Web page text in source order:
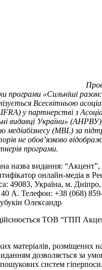
програми «Сильніші
Всесвітньою
у партнерстві з
видавці України»
медіабізнесу (MBL) за
не обов’язково
програми.
назва видання:
онлайн-медіа в
49083, Україна, м.
А. Телефон: +38 (068)
Олександр
ТОВ “ГПП
матеріалів, розміщених
дозволяється за
систем